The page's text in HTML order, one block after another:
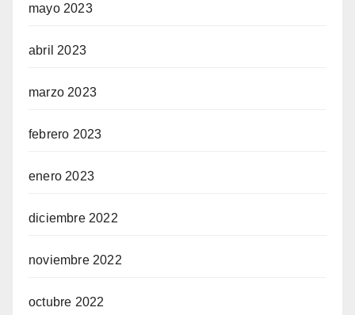
mayo 2023
abril 2023
marzo 2023
febrero 2023
enero 2023
diciembre 2022
noviembre 2022
octubre 2022